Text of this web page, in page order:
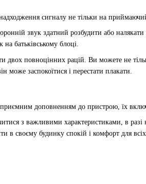
сигналу не тільки на
звук здатний розбудити або
батьківському блоці.
двох повноцінних рацій. Ви можете не
заспокоїтися і перестати плакати.
доповненням до пристрою, їх
з важливими характеристиками, в разі
своєму будинку спокій і комфорт для